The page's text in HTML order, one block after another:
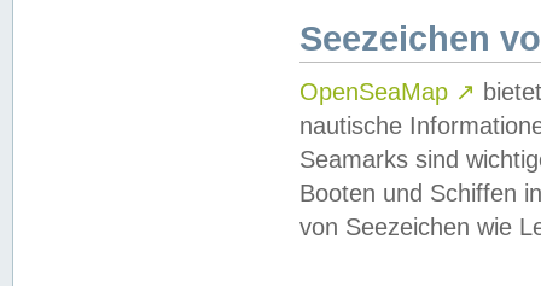
Seezeichen
OpenSeaMap ↗
nautische
Seamarks sind
Booten und Schiffen
von Seezeichen wie